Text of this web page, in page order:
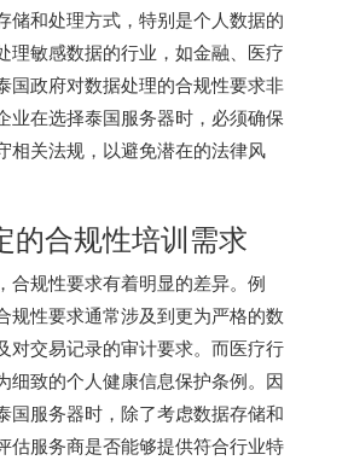
储和处理方式，特别是个人数据的
理敏感数据的行业，如金融、医疗
国政府对数据处理的合规性要求非
业在选择泰国服务器时，必须确保
相关法规，以避免潜在的法律风
的合规性培训需求
合规性要求有着明显的差异。例
规性要求通常涉及到更为严格的数
对交易记录的审计要求。而医疗行
细致的个人健康信息保护条例。因
国服务器时，除了考虑数据存储和
估服务商是否能够提供符合行业特